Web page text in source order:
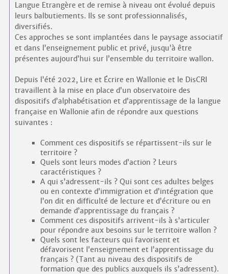
Langue Etrangère et de remise à niveau ont évolué depuis
leurs balbutiements. Ils se sont professionnalisés,
diversifiés.
Ces approches se sont implantées dans le paysage associatif
et dans l’enseignement public et privé, jusqu’à être
présentes aujourd’hui sur l’ensemble du territoire wallon.
Depuis l’été 2022, Lire et Écrire en Wallonie et le DisCRI
travaillent à la mise en place d’un observatoire des
dispositifs d’alphabétisation et d’apprentissage de la langue
française en Wallonie afin de répondre aux questions
suivantes :
Comment ces dispositifs se répartissent-ils sur le
territoire ?
Quels sont leurs modes d’action ? Leurs
caractéristiques ?
A qui s’adressent-ils ? Qui sont ces adultes belges
ou en contexte d’immigration et d’intégration que
l’on dit en difficulté de lecture et d’écriture ou en
demande d’apprentissage du français ?
Comment ces dispositifs arrivent-ils à s’articuler
pour répondre aux besoins sur le territoire wallon ?
Quels sont les facteurs qui favorisent et
défavorisent l’enseignement et l’apprentissage du
français ? (Tant au niveau des dispositifs de
formation que des publics auxquels ils s’adressent).